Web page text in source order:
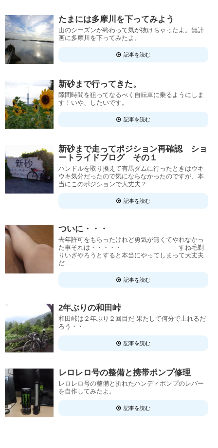
たまには多摩川を下ってみよう
山のシーズンが終わって気が抜けちゃったよ。無計
画に多摩川を下ってみたよ。
記事を読む
新砂まで行ってきた。
隙間時間を狙ってなるべく自転車に乗るようにしま
す！いや、したいです。
記事を読む
新砂まで走ってポジション再確認 ショ
ートライドブログ その１
ハンドルを取り換えて有馬ダムに行ったときはウキ
ウキ気分だったので気にならなかったのですが、本
当にこのポジションで大丈夫？
記事を読む
ついに・・・
去年許可をもらったけれど勇気が無くてやれなかっ
た事それは・・・・・ すね毛剃
りいざやろうとすると本当にやってしまって大丈夫
だ...
記事を読む
2年ぶりの和田峠
和田峠は２年ぶり２回目だ 果たして何分で上れるだ
ろう・・
記事を読む
レロレロ号の整備と携帯ポンプ修理
レロレロ号の整備と折れたハンディポンプのレバー
を自作してみたよ。
記事を読む